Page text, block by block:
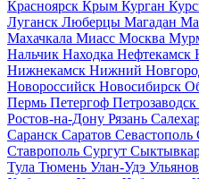
Красноярск Крым Курган
Луганск Люберцы Магадан
Махачкала Миасс Москва
Нальчик Находка Нефтекамск
Нижнекамск Нижний
Новороссийск Новосибирск
Пермь Петергоф Петрозаводск
Ростов-на-Дону Рязань
Саранск Саратов Севастополь
Ставрополь Сургут
Тула Тюмень Улан-Удэ